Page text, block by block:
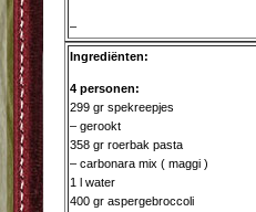
–
Ingrediënten:
4 personen:
299 gr spekreepjes
– gerookt
358 gr roerbak pasta
– carbonara mix ( maggi )
1 l water
400 gr aspergebroccoli